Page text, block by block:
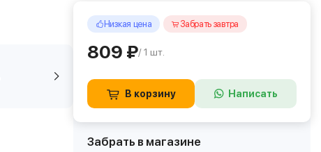
Низкая цена Забрать завтра
809 ₽/ 1 шт.
В корзину Написать
Забрать в магазине